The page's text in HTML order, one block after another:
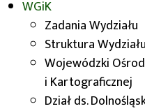
WGiK
Zadania Wydziału
Struktura Wydziału
Wojewódzki
i Kartograficznej
Dział ds.
Mapy tematyczne są